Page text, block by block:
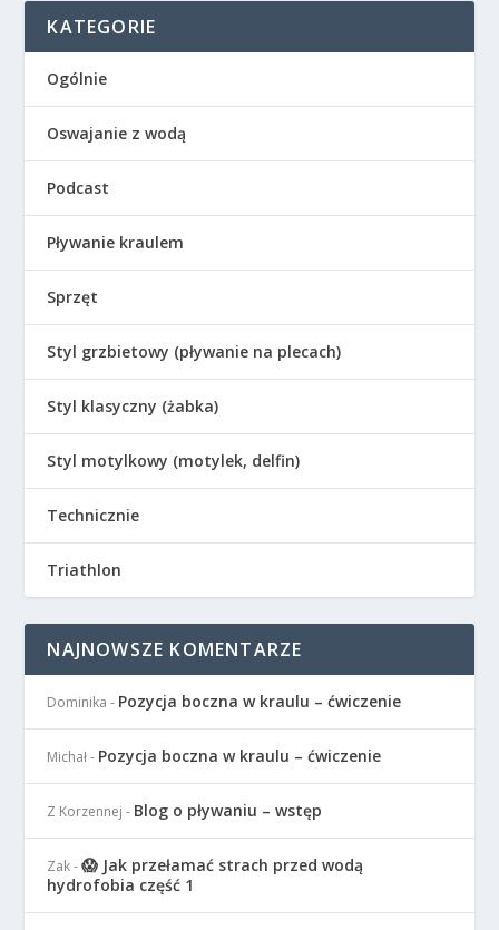
KATEGORIE
Ogólnie
Oswajanie z wodą
Podcast
Pływanie kraulem
Sprzęt
Styl grzbietowy (pływanie na plecach)
Styl klasyczny (żabka)
Styl motylkowy (motylek, delfin)
Technicznie
Triathlon
NAJNOWSZE KOMENTARZE
Dominika - Pozycja boczna w kraulu – ćwiczenie
Michał- Pozycja boczna w kraulu – ćwiczenie
Z Korzennej - Blog o pływaniu – wstęp
Zak-😱 Jak przełamać strach przed wodą
hydrofobia część 1